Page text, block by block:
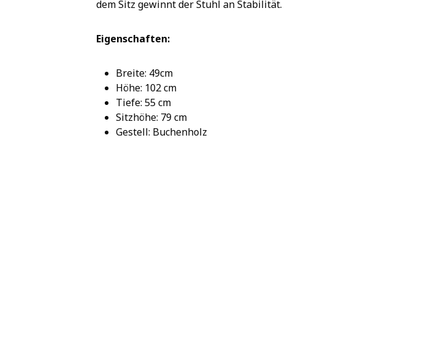
dem Sitz gewinnt der Stuhl an Stabilität.
Eigenschaften:
Breite: 49cm
Höhe: 102 cm
Tiefe: 55 cm
Sitzhöhe: 79 cm
Gestell: Buchenholz